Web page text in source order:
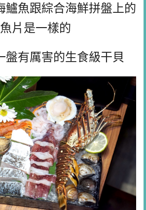
鱸魚跟綜合海鮮拼盤上的
魚片是一樣的
盤有厲害的生食級干貝